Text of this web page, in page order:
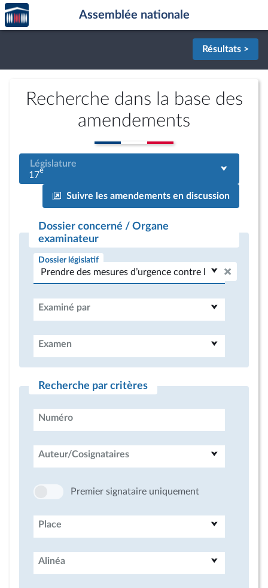
Aller au contenu
Aller en bas de la page
Accèder
à la
page
Assemblée nationale
Résultats >
Recherche dans la base des
amendements
Législature
17e
Suivre les amendements en discussion
Dossier concerné / Organe
examinateur
Dossier législatif
Examiné par
Examen
Recherche par critères
Numéro
Auteur/Cosignataires
Premier signataire uniquement
Place
Alinéa